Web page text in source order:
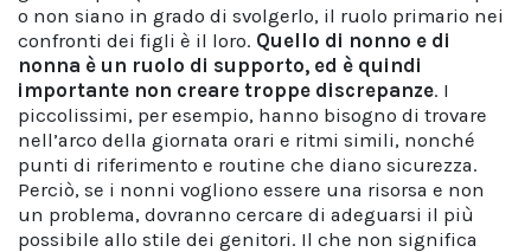
o non siano in grado di svolgerlo, il ruolo primario nei
confronti dei figli è il loro. Quello di nonno e di
nonna è un ruolo di supporto, ed è quindi
importante non creare troppe discrepanze. I
piccolissimi, per esempio, hanno bisogno di trovare
nell’arco della giornata orari e ritmi simili, nonché
punti di riferimento e routine che diano sicurezza.
Perciò, se i nonni vogliono essere una risorsa e non
un problema, dovranno cercare di adeguarsi il più
possibile allo stile dei genitori. Il che non significa